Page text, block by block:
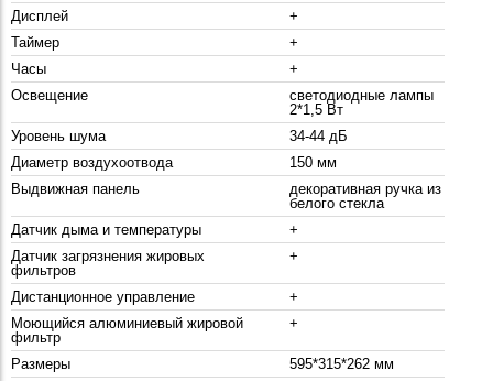
Дисплей
+
Таймер
+
Часы
+
Освещение
светодиодные лампы
2*1,5 Вт
Уровень шума
34-44 дБ
Диаметр воздухоотвода
150 мм
Выдвижная панель
декоративная ручка из
белого стекла
Датчик дыма и температуры
+
Датчик загрязнения жировых
фильтров
+
Дистанционное управление
+
Моющийся алюминиевый жировой
фильтр
+
Размеры
595*315*262 мм